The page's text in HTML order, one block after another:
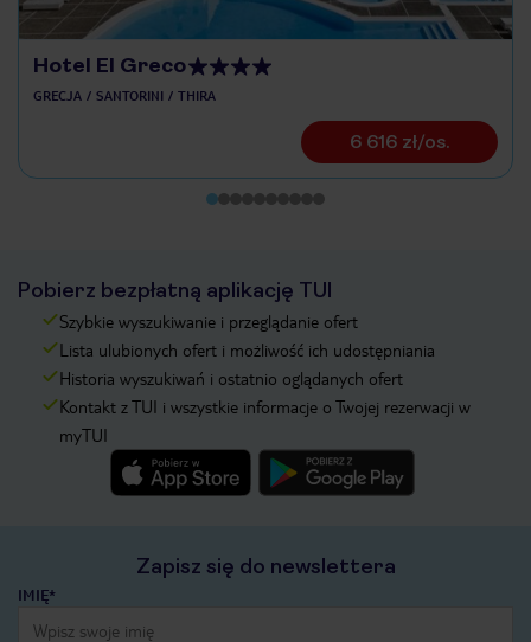
Hotel El Greco
GRECJA SANTORINI THIRA
6 616 zł/os.
Pobierz bezpłatną aplikację TUI
Szybkie wyszukiwanie i przeglądanie ofert
Lista ulubionych ofert i możliwość ich udostępniania
Historia wyszukiwań i ostatnio oglądanych ofert
Kontakt z TUI i wszystkie informacje o Twojej rezerwacji w
myTUI
Zapisz się do newslettera
IMIĘ*